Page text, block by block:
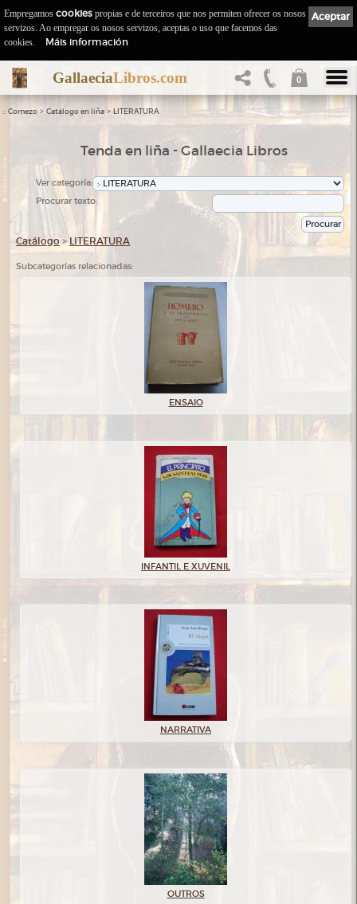
GallaeciaLibros.com 0
:: Comezo > Catálogo en liña > LITERATURA
Tenda en liña - Gallaecia Libros
Ver categoría:
Procurar texto:
Catálogo >LITERATURA
Subcategorías relacionadas:
ENSAIO
INFANTIL E XUVENIL
NARRATIVA
OUTROS
Aceptar
Empregamos cookies propias e de terceiros que nos permiten ofrecer os nosos
servizos. Ao empregar os nosos servizos, aceptas o uso que facemos das
cookies.
Máis información